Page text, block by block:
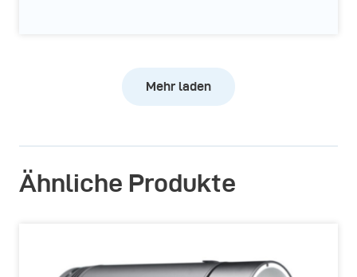
Mehr laden
Ähnliche Produkte